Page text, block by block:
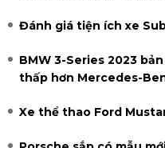
Đánh giá tiện ích xe
BMW 3-Series 2023
thấp hơn Mercedes-
Xe thể thao Ford